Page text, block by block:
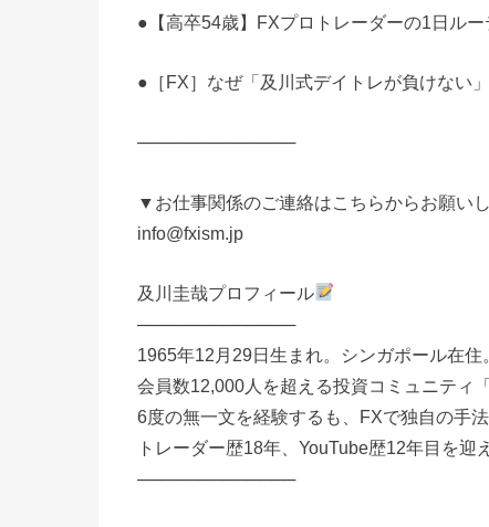
●【高卒54歳】FXプロトレーダーの1日ル
●［FX］なぜ「及川式デイトレが負けない
─────────────
▼お仕事関係のご連絡はこちらからお願いし
info@fxism.jp
及川圭哉プロフィール
─────────────
1965年12月29日生まれ。シンガポール在住。
会員数12,000人を超える投資コミュニティ
6度の無一文を経験するも、FXで独自の手
トレーダー歴18年、YouTube歴12年目を迎
─────────────